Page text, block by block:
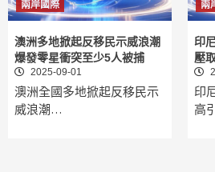
兩岸國際
澳洲多地掀起反移民示威浪潮
爆發零星衝突至少5人被捕
2025-09-01
澳洲全國多地掀起反移民示
威浪潮…
兩
印
壓
印
高